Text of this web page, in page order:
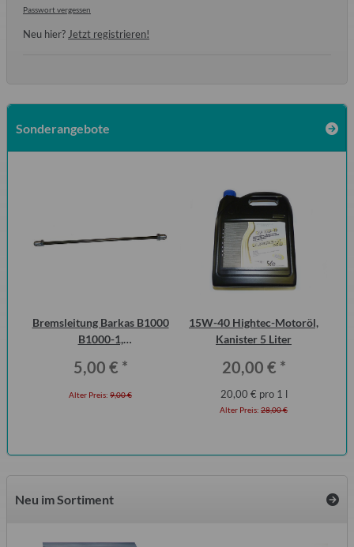
Passwort vergessen
Neu hier? Jetzt registrieren!
Sonderangebote
Bremsleitung Barkas B1000
B1000-1,
5,00 € *
Alter Preis: 9,00 €
15W-40 Hightec-Motoröl,
Kanister 5 Liter
20,00 € *
20,00 € pro 1 l
Alter Preis: 28,00 €
Neu im Sortiment